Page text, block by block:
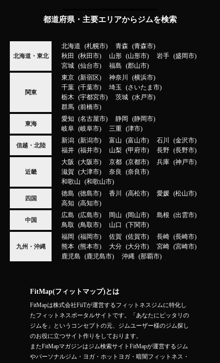
都道府県・主要エリアからジムを検索
北海道・東北
北海道 札幌市 青森
青森市
秋田
秋田市 山形 山形市 岩手
盛岡市
宮城
仙台市 福島 郡山市
関東
東京 新宿区 神奈川
横浜市
千葉
千葉市 埼玉
さいたま市
栃木
宇都宮市 茨城
水戸市
群馬
前橋市
東海
愛知 名古屋市 静岡
静岡市
岐阜
岐阜市 三重 津市
信越・北陸
新潟 新潟市 富山 富山市 石川
金沢市
福井
福井市 山梨 甲府市 長野 長野市
近畿
大阪 大阪市 京都 京都市 兵庫
神戸市
滋賀
大津市 奈良
奈良市
和歌山
和歌山市
四国
徳島 徳島市 香川 高松市 愛媛
松山市
高知
高知市
中国
広島 広島市 岡山 岡山市 島根
出雲市
鳥取
鳥取市 山口 下関市
九州・沖縄
福岡 福岡市 佐賀 佐賀市 長崎
長崎市
熊本
熊本市 大分 大分市 宮崎
宮崎市
鹿児島
鹿児島市 沖縄 那覇市
FitMap(フィットマップ)とは
FitMapは株式会社FiiTが運営するフィットネスジムに特化し
たフィットネスポータルサイトです。「あなたにピッタリの
ジムを」というコンセプトの元、ジムユーザー様のジム探し
のお役に立つサイト作りをしております。
またFitMapマガジンはジム検索サイトFitMapが運営するジム
やパーソナルジム・ヨガ・ホットヨガ・暗闇フィットネス・